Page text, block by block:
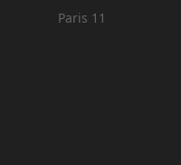
Paris 11